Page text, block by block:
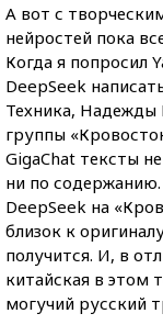
А вот с
нейростей пока
Когда я попросил
DeepSeek
Техника,
группы
GigaChat тексты
ни по
DeepSeek на
близок к
получится. И, в
китайская в этом
могучий русский